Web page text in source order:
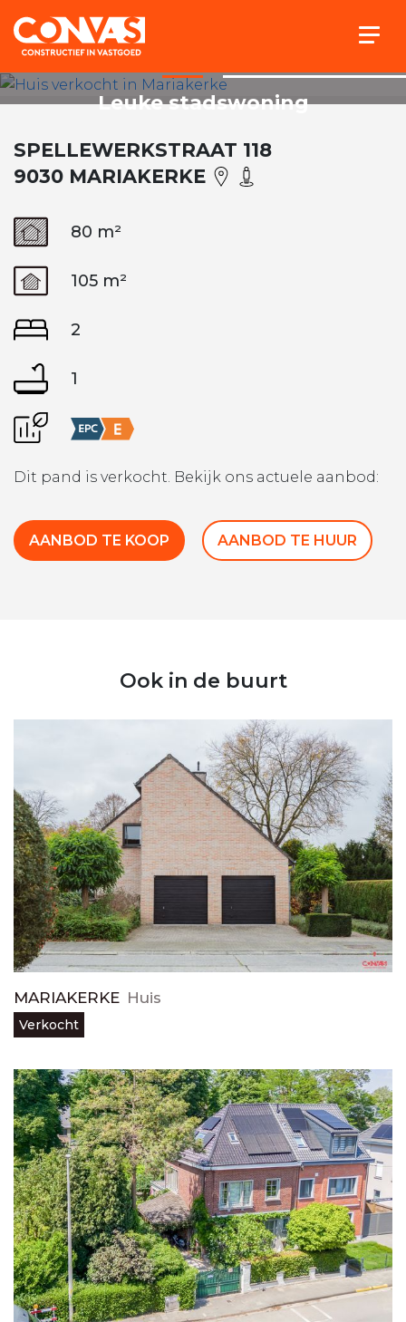
SPELLEWERKSTRAAT 118
9030 MARIAKERKE
80 m²
105 m²
2
1
Dit pand is verkocht. Bekijk ons actuele aanbod:
AANBOD TE KOOP AANBOD TE HUUR
Leuke stadswoning
Ook in de buurt
MARIAKERKE Huis
Verkocht